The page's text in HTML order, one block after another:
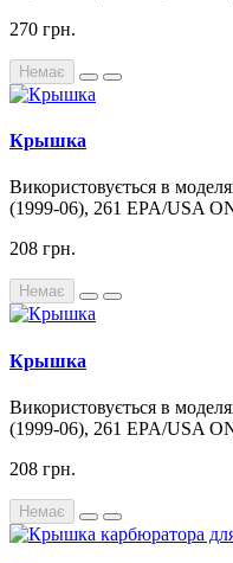
270 грн.
Немає
Крышка
Використовується в
(1999-06), 261 EPA/USA
208 грн.
Немає
Крышка
Використовується в
(1999-06), 261 EPA/USA
208 грн.
Немає